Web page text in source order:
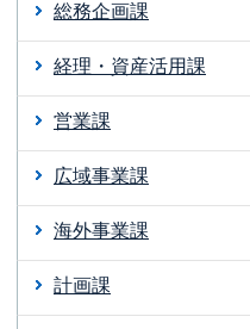
総務企画課
経理・資産活用課
営業課
広域事業課
海外事業課
計画課